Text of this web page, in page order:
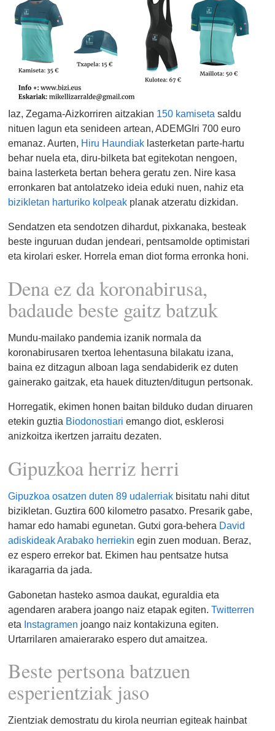
Iaz, Zegama-Aizkorriren aitzakian 150 kamiseta saldu
nituen lagun eta senideen artean, ADEMGIri 700 euro
emanaz. Aurten, Hiru Haundiak lasterketan parte-hartu
behar nuela eta, diru-bilketa bat egitekotan nengoen,
baina lasterketa bertan behera geratu zen. Nire kasa
erronkaren bat antolatzeko ideia eduki nuen, nahiz eta
bizikletan harturiko kolpeak planak atzeratu dizkidan.
Sendatzen eta sendotzen dihardut, pixkanaka, besteak
beste inguruan dudan jendeari, pentsamolde optimistari
eta kirolari esker. Horrela eman diot forma erronka honi.
Dena ez da koronabirusa,
badaude beste gaitz batzuk
Mundu-mailako pandemia izanik normala da
koronabirusaren txertoa lehentasuna bilakatu izana,
baina ez ditzagun alboan laga sendabiderik ez duten
gainerako gaitzak, eta hauek dituzten/ditugun pertsonak.
Horregatik, ekimen honen baitan bilduko dudan diruaren
etekin guztia Biodonostiari emango diot, esklerosi
anizkoitza ikertzen jarraitu dezaten.
Gipuzkoa herriz herri
Gipuzkoa osatzen duten 89 udalerriak bisitatu nahi ditut
bizikletan. Guztira 600 kilometro pasatxo. Presarik gabe,
hamar edo hamabi egunetan. Gutxi gora-behera David
adiskideak Arabako herriekin egin zuen moduan. Beraz,
ez espero errekor bat. Ekimen hau pentsatze hutsa
ikaragarria da jada.
Gabonetan hasteko asmoa daukat, eguraldia eta
agendaren arabera joango naiz etapak egiten.Twitterren
eta Instagramen joango naiz kontakizuna egiten.
Urtarrilaren amaierarako espero dut amaitzea.
Beste pertsona batzuen
esperientziak jaso
Zientziak demostratu du kirola neurrian egiteak hainbat